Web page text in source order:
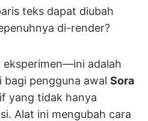
teks dapat diubah
di-render?
eksperimen—ini adalah
pengguna awal Sora
yang tidak hanya
Alat ini mengubah cara